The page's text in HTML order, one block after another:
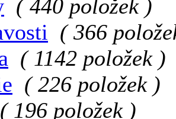
( 440 položek )
( 366
( 1142 položek )
( 226 položek )
( 196 položek )